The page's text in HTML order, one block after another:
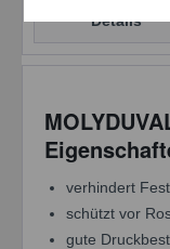
Details
verhindert
schützt vor
gute